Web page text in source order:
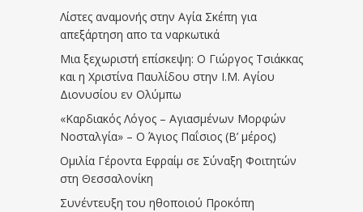
Λίστες αναμονής στην Αγία Σκέπη για
απεξάρτηση απο τα ναρκωτικά
Μια ξεχωριστή επίσκεψη: Ο Γιώργος Τσιάκκας
και η Χριστίνα Παυλίδου στην Ι.Μ. Αγίου
Διονυσίου εν Ολύμπω
«Καρδιακός Λόγος – Αγιασμένων Μορφών
Νοσταλγία» – Ο Άγιος Παΐσιος (Β’ μέρος)
Ομιλία Γέροντα Εφραίμ σε Σύναξη Φοιτητών
στη Θεσσαλονίκη
Συνέντευξη του ηθοποιού Προκόπη